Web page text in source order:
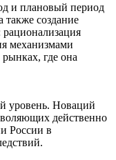
и плановый период
также создание
механизмами
где она
уровень. Новаций
действенно
России в